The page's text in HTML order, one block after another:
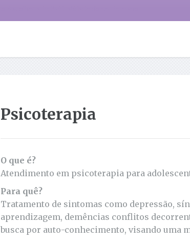
Psicoterapia
O que é?
Atendimento em psicoterapia para
Para quê?
Tratamento de sintomas como depressão,
aprendizagem, demências conflitos
busca por auto-conhecimento, visando uma